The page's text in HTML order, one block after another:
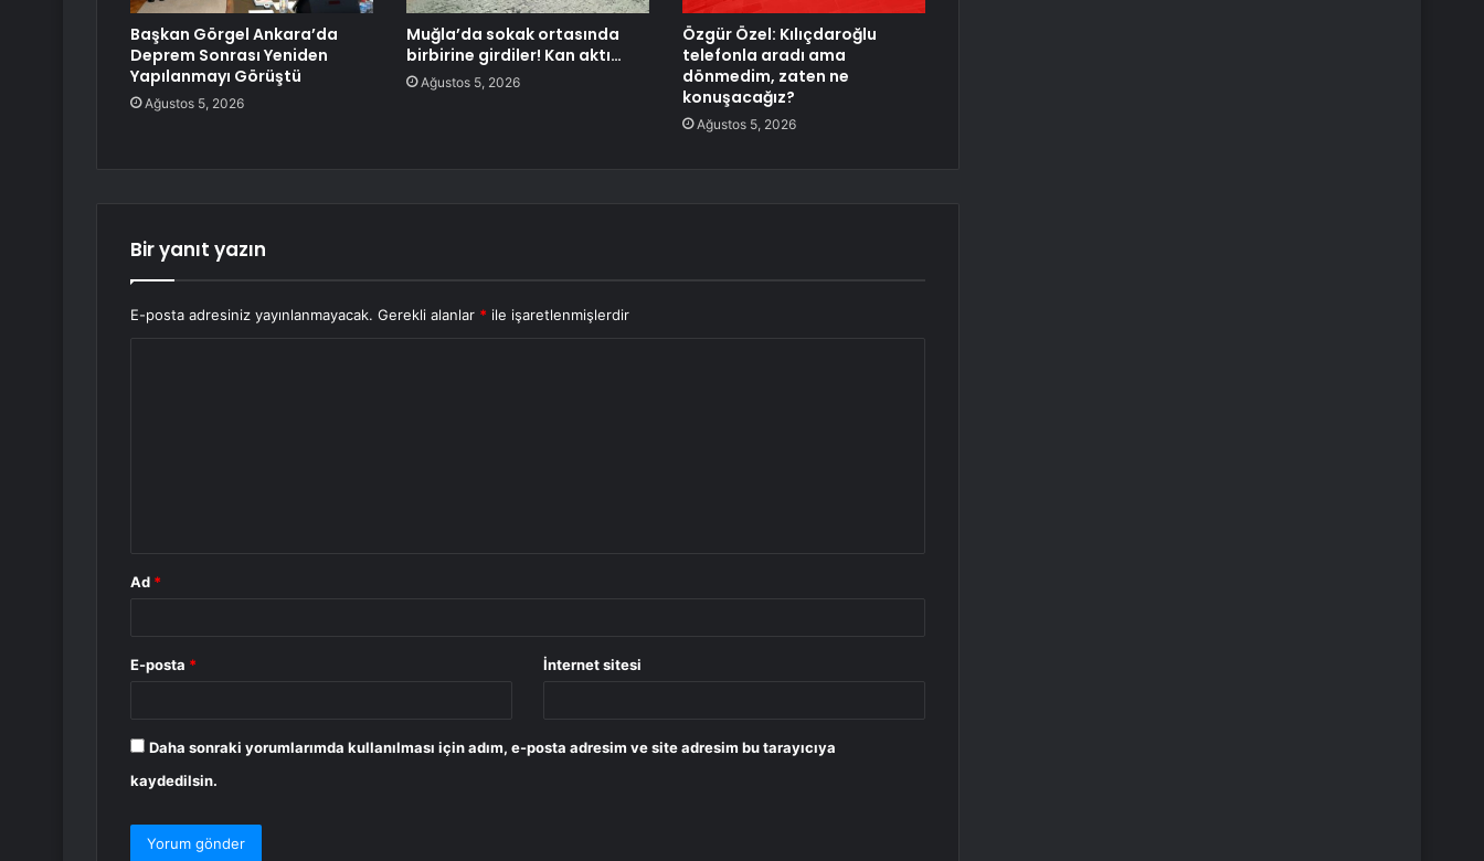
Başkan Görgel Ankara’da
Deprem Sonrası Yeniden
Yapılanmayı Görüştü
Ağustos 5, 2026
Muğla’da sokak ortasında
birbirine girdiler! Kan aktı…
Ağustos 5, 2026
Özgür Özel: Kılıçdaroğlu
telefonla aradı ama
dönmedim, zaten ne
konuşacağız?
Ağustos 5, 2026
Bir yanıt yazın
E-posta adresiniz yayınlanmayacak. Gerekli alanlar * ile işaretlenmişlerdir
Ad *
E-posta * İnternet sitesi
Daha sonraki yorumlarımda kullanılması için adım, e-posta adresim ve site adresim bu tarayıcıya
kaydedilsin.